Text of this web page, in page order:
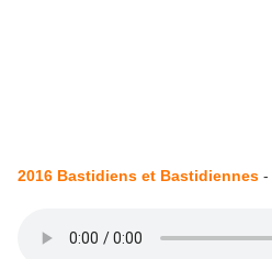
2016 Bastidiens et Bastidiennes -